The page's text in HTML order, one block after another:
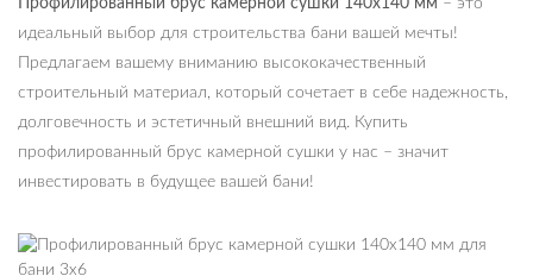
Профилированный брус камерной сушки 140х140 мм – это
идеальный выбор для строительства бани вашей мечты!
Предлагаем вашему вниманию высококачественный
строительный материал, который сочетает в себе надежность,
долговечность и эстетичный внешний вид. Купить
профилированный брус камерной сушки у нас – значит
инвестировать в будущее вашей бани!